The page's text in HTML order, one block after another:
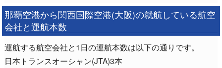
那覇空港から関西国際空港(大阪)の就航している航空
会社と運航本数
運航する航空会社と1日の運航本数は以下の通りです。
日本トランスオーシャン(JTA)3本